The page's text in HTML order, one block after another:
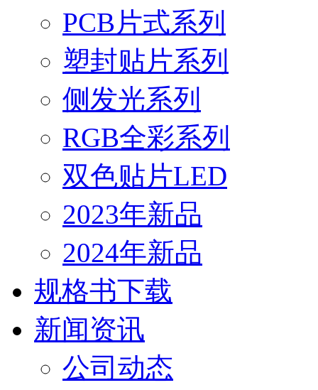
PCB片式系列
塑封贴片系列
侧发光系列
RGB全彩系列
双色贴片LED
2023年新品
2024年新品
规格书下载
新闻资讯
公司动态